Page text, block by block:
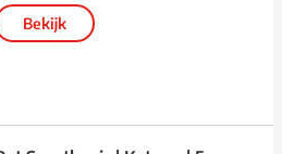
Bekijk